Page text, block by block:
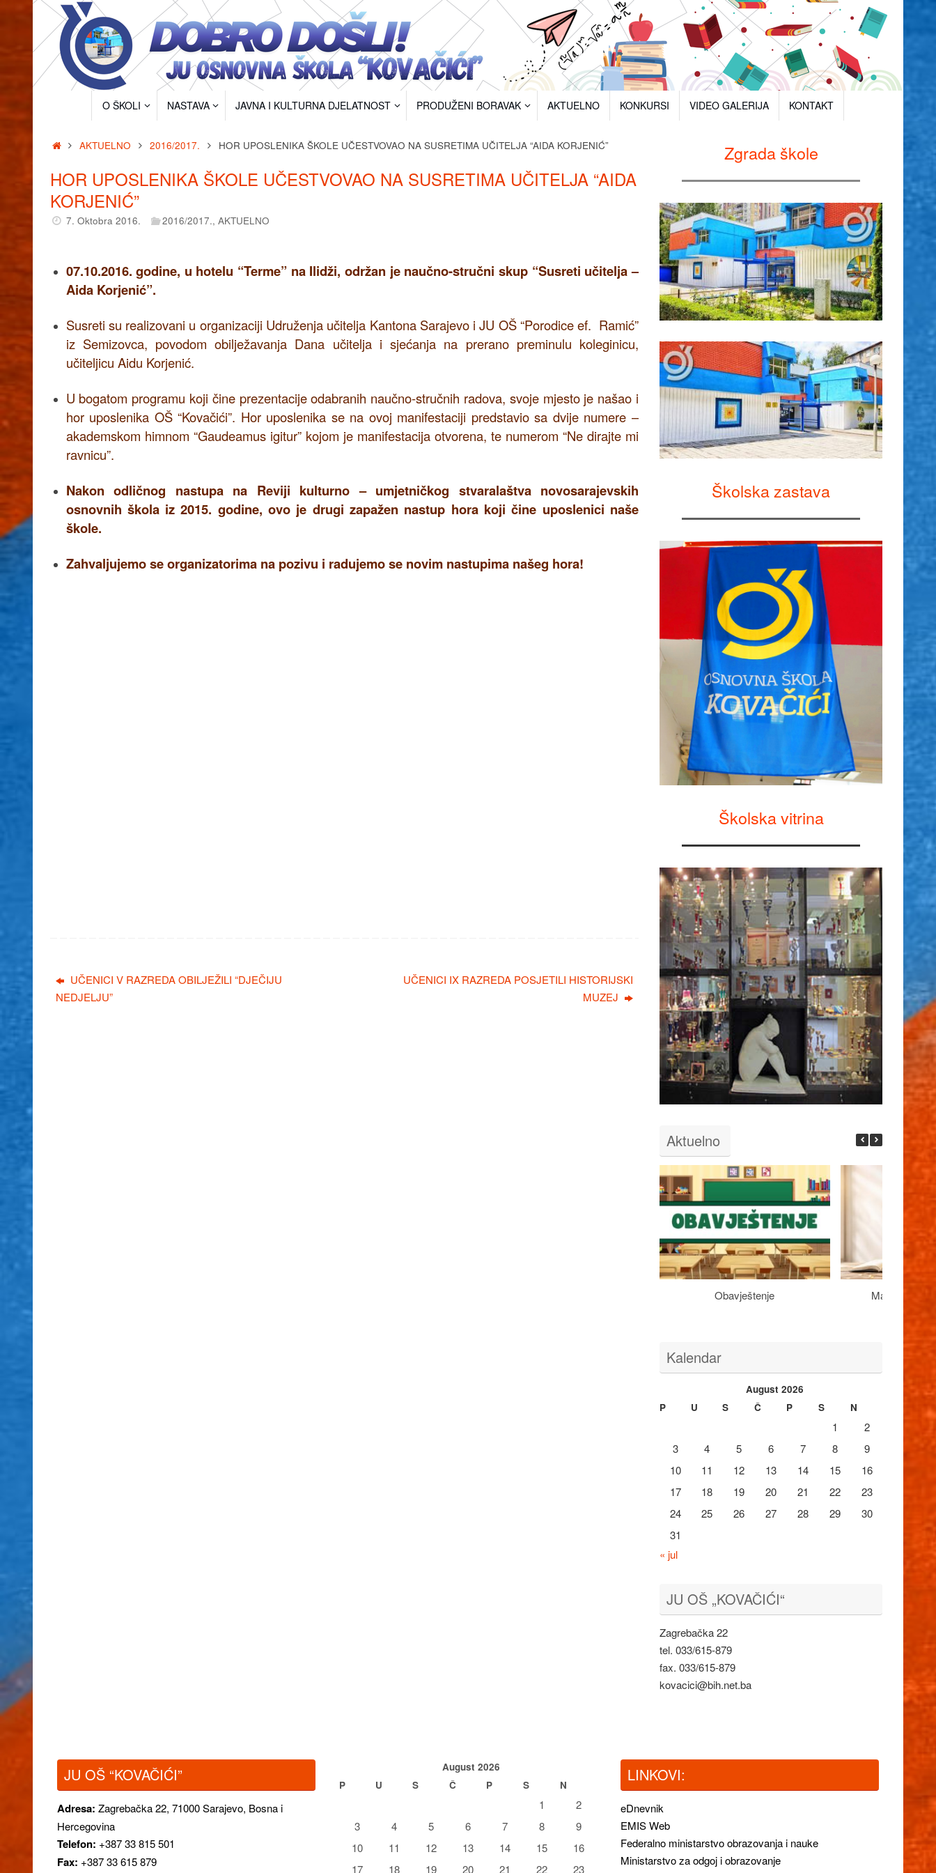
O ŠKOLI NASTAVA JAVNA I KULTURNA DJELATNOST PRODUŽENI BORAVAK AKTUELNO KONKURSI VIDEO GALERIJA KONTAKT
HomeAKTUELNO 2016/2017. HOR UPOSLENIKA ŠKOLE UČESTVOVAO NA SUSRETIMA UČITELJA “AIDA KORJENIĆ”
HOR UPOSLENIKA ŠKOLE UČESTVOVAO NA SUSRETIMA UČITELJA “AIDA
KORJENIĆ”
7. Oktobra 2016. 2016/2017.,AKTUELNO
07.10.2016. godine, u hotelu “Terme” na Ilidži, održan je naučno-stručni skup “Susreti učitelja –
Aida Korjenić”.
Susreti su realizovani u organizaciji Udruženja učitelja Kantona Sarajevo i JU OŠ “Porodice ef. Ramić”
iz Semizovca, povodom obilježavanja Dana učitelja i sjećanja na prerano preminulu koleginicu,
učiteljicu Aidu Korjenić.
U bogatom programu koji čine prezentacije odabranih naučno-stručnih radova, svoje mjesto je našao i
hor uposlenika OŠ “Kovačići”. Hor uposlenika se na ovoj manifestaciji predstavio sa dvije numere –
akademskom himnom “Gaudeamus igitur” kojom je manifestacija otvorena, te numerom “Ne dirajte mi
ravnicu”.
Nakon odličnog nastupa na Reviji kulturno – umjetničkog stvaralaštva novosarajevskih
osnovnih škola iz 2015. godine, ovo je drugi zapažen nastup hora koji čine uposlenici naše
škole.
Zahvaljujemo se organizatorima na pozivu i radujemo se novim nastupima našeg hora!
UČENICI V RAZREDA OBILJEŽILI “DJEČIJU
NEDJELJU”
UČENICI IX RAZREDA POSJETILI HISTORIJSKI
MUZEJ
Zgrada škole
Školska zastava
Školska vitrina
Aktuelno
Obavještenje Maturantima
Kalendar
August 2026
P
U S Č P S N
1
2
3
4 5 6 7 8
9
10
11 12 13 14 15
16
17
18 19 20 21 22
23
24
25 26 27 28 29
30
31
« jul
JU OŠ „KOVAČIĆI“
Zagrebačka 22
tel. 033/615-879
fax. 033/615-879
kovacici@bih.net.ba
JU OŠ “KOVAČIĆI”
Adresa: Zagrebačka 22, 71000 Sarajevo, Bosna i
Hercegovina
Telefon: +387 33 815 501
Fax: +387 33 615 879
August 2026
P
U S Č P S N
1
2
3
4 5 6 7 8
9
10
11 12 13 14 15
16
17
18 19 20 21 22 23
LINKOVI:
eDnevnik
EMIS Web
Federalno ministarstvo obrazovanja i nauke
Ministarstvo za odgoj i obrazovanje